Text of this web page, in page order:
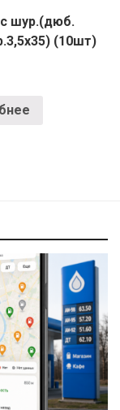
шур.(дюб.
(10шт)